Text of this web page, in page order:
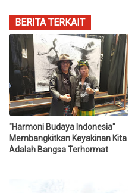
BERITA TERKAIT
"Harmoni Budaya Indonesia"
Membangkitkan Keyakinan Kita
Adalah Bangsa Terhormat